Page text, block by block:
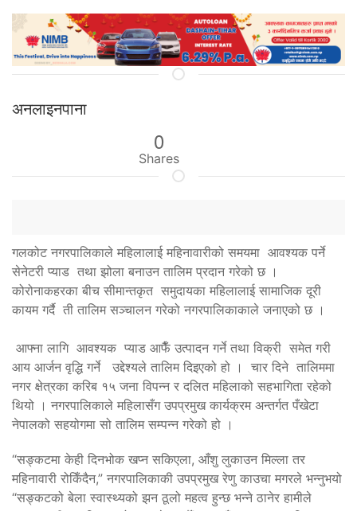
अनलाइनपाना
0
Shares
गलकोट नगरपालिकाले महिलालाई महिनावारीको समयमा आवश्यक पर्ने
सेनेटरी प्याड तथा झोला बनाउन तालिम प्रदान गरेको छ ।
कोरोनाकहरका बीच सीमान्तकृत समुदायका महिलालाई सामाजिक दूरी
कायम गर्दै ती तालिम सञ्चालन गरेको नगरपालिकाकाले जनाएको छ ।
आफ्ना लागि आवश्यक प्याड आफैँ उत्पादन गर्ने तथा विक्री समेत गरी
आय आर्जन वृद्धि गर्ने उद्देश्यले तालिम दिइएको हो । चार दिने तालिममा
नगर क्षेत्रका करिब १५ जना विपन्न र दलित महिलाको सहभागिता रहेको
थियो । नगरपालिकाले महिलासँग उपप्रमुख कार्यक्रम अन्तर्गत पँखेटा
नेपालको सहयोगमा सो तालिम सम्पन्न गरेको हो ।
“सङ्कटमा केही दिनभोक खप्न सकिएला, आँशु लुकाउन मिल्ला तर
महिनावारी रोकिँदैन,” नगरपालिकाकी उपप्रमुख रेणु काउचा मगरले भन्नुभयो
“सङ्कटको बेला स्वास्थ्यको झन ठूलो महत्व हुन्छ भन्ने ठानेर हामीले